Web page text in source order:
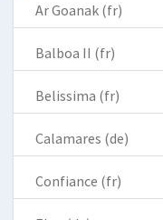
Ar Goanak (fr)
Balboa II (fr)
Belissima (fr)
Calamares (de)
Confiance (fr)